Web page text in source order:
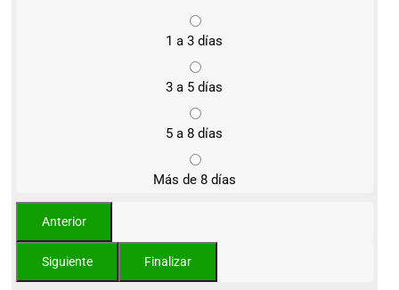
1 a 3 días
3 a 5 días
5 a 8 días
Más de 8 días